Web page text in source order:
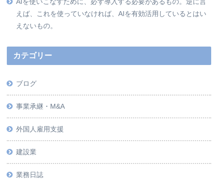
えば、これを使っていなければ、AIを有効活用しているとはい
えないもの。
カテゴリー
ブログ
事業承継・M&A
外国人雇用支援
建設業
業務日誌